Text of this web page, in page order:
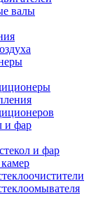
валы
и фар
и фар